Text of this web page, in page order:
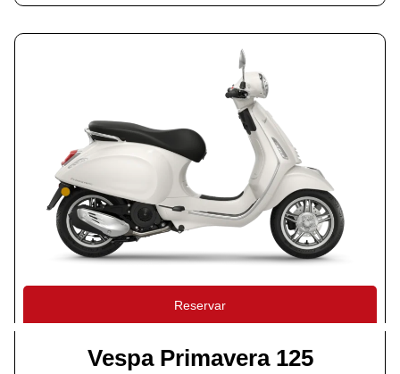
Reservar
Vespa Primavera 125